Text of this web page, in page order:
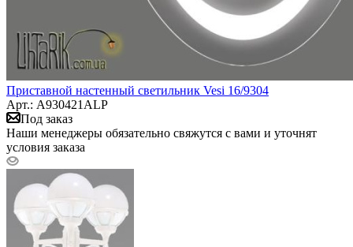
Приставной настенный светильник Vesi 16/9304
Арт.: A930421ALP
Под заказ
Наши менеджеры обязательно свяжутся с вами и уточнят
условия заказа